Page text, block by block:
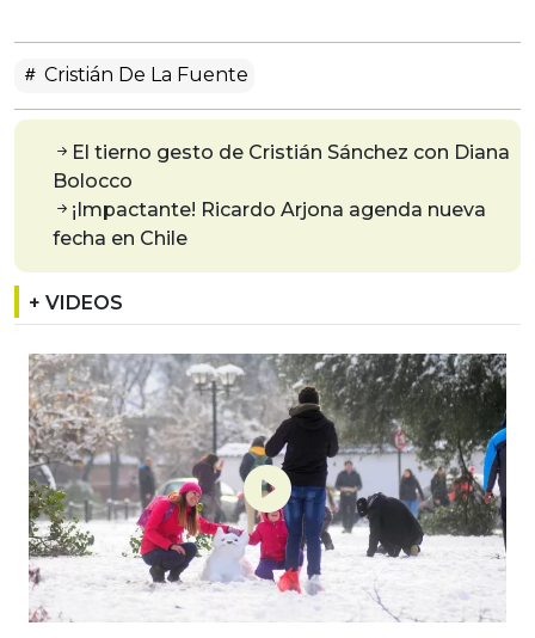
Cristián De La Fuente
El tierno gesto de Cristián Sánchez con Diana
Bolocco
¡Impactante! Ricardo Arjona agenda nueva
fecha en Chile
+ VIDEOS